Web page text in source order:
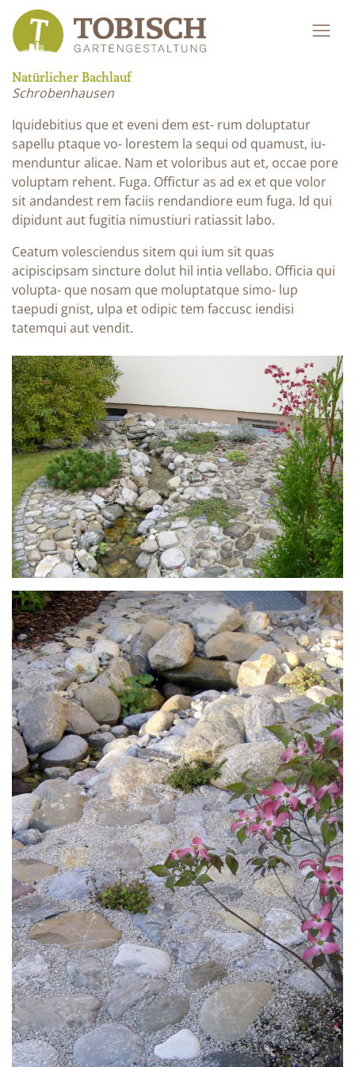
Natürlicher Bachlauf
Schrobenhausen
Iquidebitius que et eveni dem est- rum doluptatur
sapellu ptaque vo- lorestem la sequi od quamust, iu-
menduntur alicae. Nam et voloribus aut et, occae pore
voluptam rehent. Fuga. Offictur as ad ex et que volor
sit andandest rem faciis rendandiore eum fuga. Id qui
dipidunt aut fugitia nimustiuri ratiassit labo.
Ceatum volesciendus sitem qui ium sit quas
acipiscipsam sincture dolut hil intia vellabo. Officia qui
volupta- que nosam que moluptatque simo- lup
taepudi gnist, ulpa et odipic tem faccusc iendisi
tatemqui aut vendit.